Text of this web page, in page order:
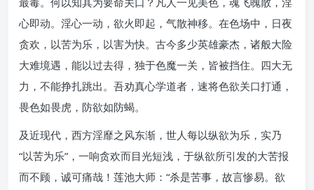
心即动。淫心一动，欲火即起，气散神移。在色场中，日夜
贪欢，以苦为乐，以害为快。古今多少英雄豪杰，诸般大险
大难境遇，能以过去得，独于色魔一关，皆被挡住。四大无
力，不能挣扎跳出。吾劝真心学道者，速将色欲关口打通，
畏色如畏虎，防欲如防蝎。
及近现代，西方淫靡之风东渐，世人每以纵欲为乐，实乃
“以苦为乐”，一响贪欢而目光短浅，于纵欲所引发的大苦报
而不顾，诚可痛哉！莲池大师：“杀是苦事，故言惨易。欲